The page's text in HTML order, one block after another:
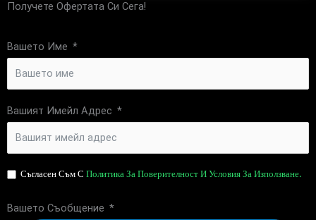
Получете Офертата Си Сега!
Вашето Име
Вашият Имейл Адрес
Съгласен Съм С Политика За Поверителност И Условия За Използване.
Вашето Съобщение